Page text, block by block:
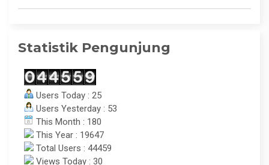
Statistik Pengunjung
Users Today : 25
Users Yesterday : 53
This Month : 180
This Year : 19647
Total Users : 44459
Views Today : 30